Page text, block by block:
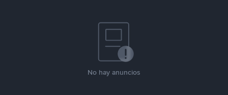
No hay anuncios